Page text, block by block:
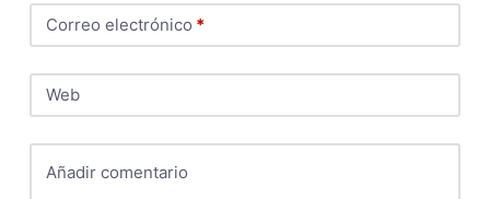
Correo electrónico *
Web
Añadir comentario